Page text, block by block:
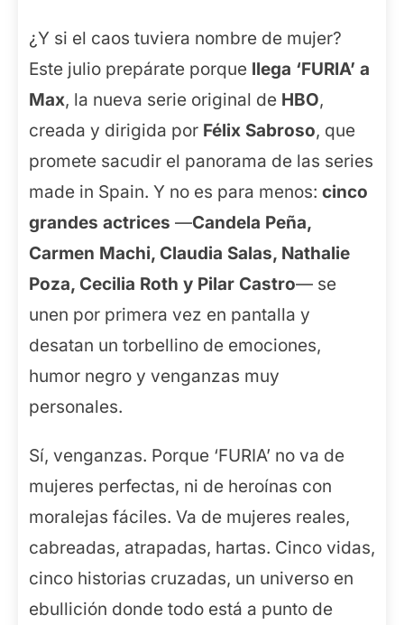
¿Y si el caos tuviera nombre de mujer?
Este julio prepárate porque llega ‘FURIA’ a
Max, la nueva serie original de HBO,
creada y dirigida por Félix Sabroso, que
promete sacudir el panorama de las series
made in Spain. Y no es para menos: cinco
grandes actrices —Candela Peña,
Carmen Machi, Claudia Salas, Nathalie
Poza, Cecilia Roth y Pilar Castro— se
unen por primera vez en pantalla y
desatan un torbellino de emociones,
humor negro y venganzas muy
personales.
Sí, venganzas. Porque ‘FURIA’ no va de
mujeres perfectas, ni de heroínas con
moralejas fáciles. Va de mujeres reales,
cabreadas, atrapadas, hartas. Cinco vidas,
cinco historias cruzadas, un universo en
ebullición donde todo está a punto de